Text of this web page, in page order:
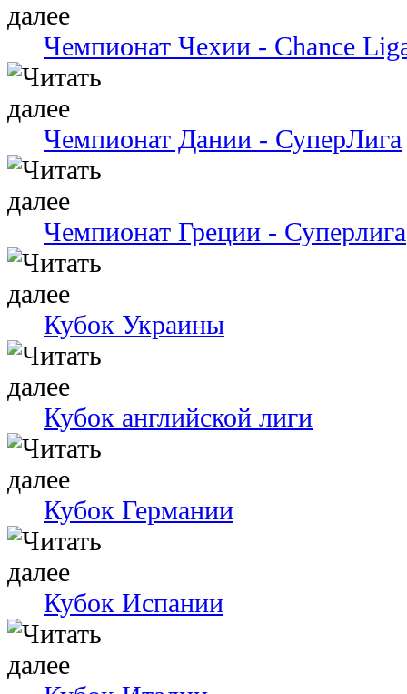
Чемпионат Чехии - Chance
Чемпионат Дании - СуперЛига
Чемпионат Греции - Суперлига
Кубок Украины
Кубок английской лиги
Кубок Германии
Кубок Испании